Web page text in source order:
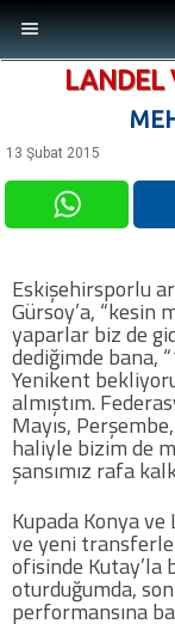
MENÜ
Son Dakika
Foto Galeri
Video Galeri
Ankara
Futbol
LANDEL
13 Şubat 2015
Eskişehirsporlu
Gürsoy’a, “kesin
yaparlar biz de
dediğimde bana,
Yenikent
almıştım.
Mayıs,
haliyle bizim de
şansımız rafa
Kupada Konya ve
ve yeni
ofisinde Kutay’la
oturduğumda,
performansına